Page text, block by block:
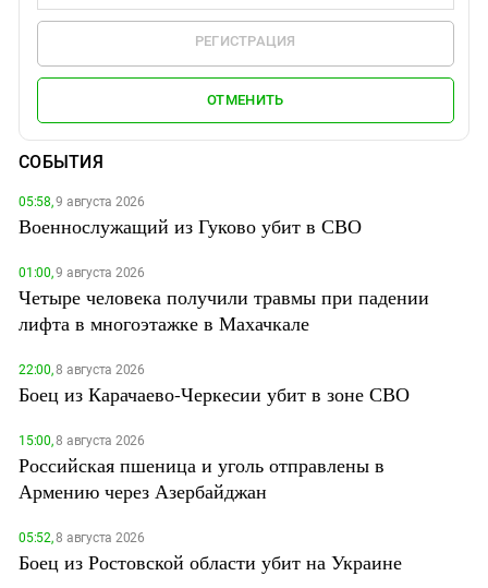
РЕГИСТРАЦИЯ
ОТМЕНИТЬ
СОБЫТИЯ
05:58,9 августа 2026
Военнослужащий из Гуково убит в СВО
01:00,9 августа 2026
Четыре человека получили травмы при падении
лифта в многоэтажке в Махачкале
22:00,8 августа 2026
Боец из Карачаево-Черкесии убит в зоне СВО
15:00,8 августа 2026
Российская пшеница и уголь отправлены в
Армению через Азербайджан
05:52,8 августа 2026
Боец из Ростовской области убит на Украине